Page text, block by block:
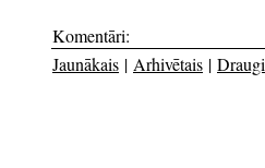
Komentāri:
Jaunākais | Arhivētais | Draugi